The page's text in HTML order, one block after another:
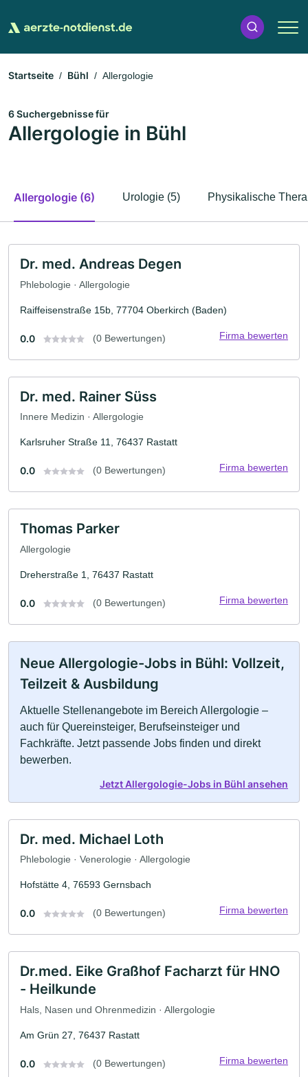
Startseite Bühl Allergologie
6 Suchergebnisse für
Allergologie in Bühl
Allergologie (6) Urologie (5) Physikalische
Dr. med. Andreas Degen
Phlebologie · Allergologie
Raiffeisenstraße 15b, 77704 Oberkirch (Baden)
0.0 (0 Bewertungen) Firma bewerten
Dr. med. Rainer Süss
Innere Medizin · Allergologie
Karlsruher Straße 11, 76437 Rastatt
0.0 (0 Bewertungen) Firma bewerten
Thomas Parker
Allergologie
Dreherstraße 1, 76437 Rastatt
0.0 (0 Bewertungen) Firma bewerten
Neue Allergologie-Jobs in Bühl: Vollzeit,
Teilzeit & Ausbildung
Aktuelle Stellenangebote im Bereich Allergologie –
auch für Quereinsteiger, Berufseinsteiger und
Fachkräfte. Jetzt passende Jobs finden und direkt
bewerben.
Jetzt Allergologie-Jobs in Bühl ansehen
Dr. med. Michael Loth
Phlebologie · Venerologie · Allergologie
Hofstätte 4, 76593 Gernsbach
0.0 (0 Bewertungen) Firma bewerten
Dr.med. Eike Graßhof Facharzt für HNO
- Heilkunde
Hals, Nasen und Ohrenmedizin · Allergologie
Am Grün 27, 76437 Rastatt
0.0 (0 Bewertungen) Firma bewerten